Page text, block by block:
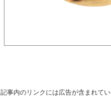
記事内のリンクには広告が含まれて